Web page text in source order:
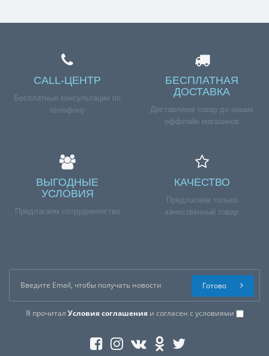
CALL-ЦЕНТР
Бесплатные консультации по
телефону
БЕСПЛАТНАЯ
ДОСТАВКА
Доставляем товар до наших
оффлайн магазинов
ВЫГОДНЫЕ
УСЛОВИЯ
Предлагаем сотрудничество
КАЧЕСТВО
Предлагаем только
качественный товар
Я прочитал Условия соглашенияи согласен с условиями
Готово